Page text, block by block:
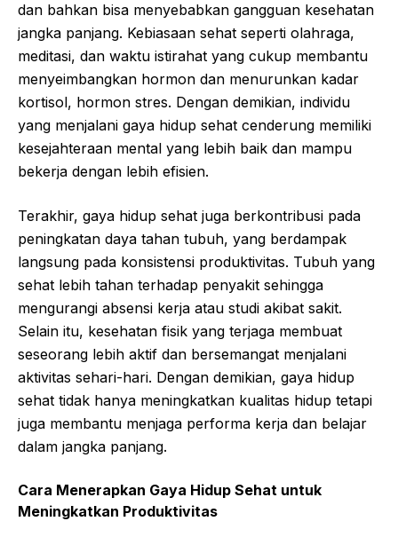
dan bahkan bisa menyebabkan gangguan kesehatan
jangka panjang. Kebiasaan sehat seperti olahraga,
meditasi, dan waktu istirahat yang cukup membantu
menyeimbangkan hormon dan menurunkan kadar
kortisol, hormon stres. Dengan demikian, individu
yang menjalani gaya hidup sehat cenderung memiliki
kesejahteraan mental yang lebih baik dan mampu
bekerja dengan lebih efisien.
Terakhir, gaya hidup sehat juga berkontribusi pada
peningkatan daya tahan tubuh, yang berdampak
langsung pada konsistensi produktivitas. Tubuh yang
sehat lebih tahan terhadap penyakit sehingga
mengurangi absensi kerja atau studi akibat sakit.
Selain itu, kesehatan fisik yang terjaga membuat
seseorang lebih aktif dan bersemangat menjalani
aktivitas sehari-hari. Dengan demikian, gaya hidup
sehat tidak hanya meningkatkan kualitas hidup tetapi
juga membantu menjaga performa kerja dan belajar
dalam jangka panjang.
Cara Menerapkan Gaya Hidup Sehat untuk
Meningkatkan Produktivitas